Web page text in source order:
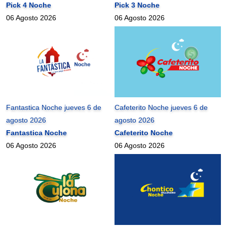
Pick 4 Noche
06 Agosto 2026
Pick 3 Noche
06 Agosto 2026
Fantastica Noche jueves 6 de
agosto 2026
Fantastica Noche
06 Agosto 2026
Cafeterito Noche jueves 6 de
agosto 2026
Cafeterito Noche
06 Agosto 2026